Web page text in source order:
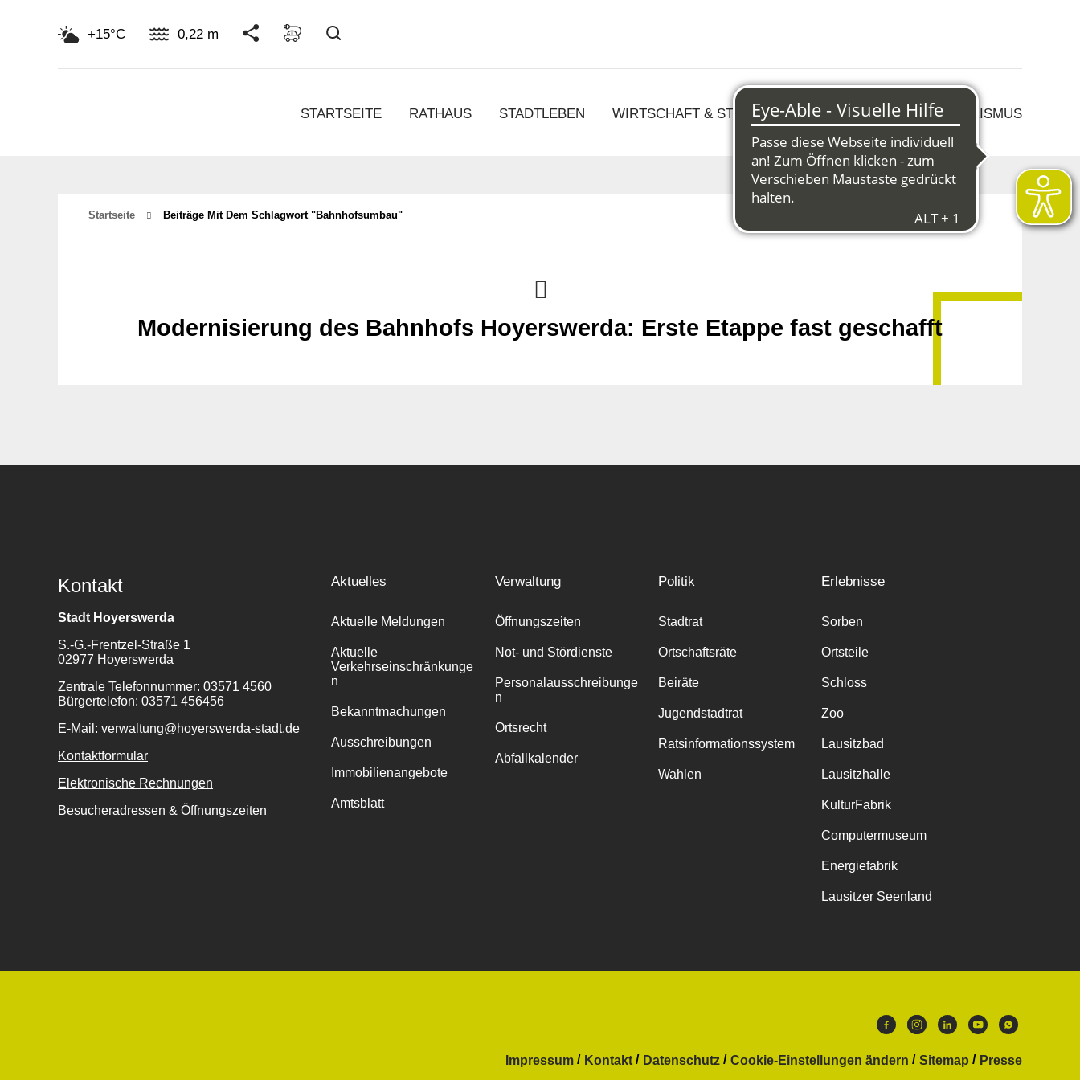
+15°C 0,22 m
STARTSEITE RATHAUS STADTLEBEN WIRTSCHAFT & STRUKTURWANDEL KULTUR & TOURISMUS
Startseite Beiträge Mit Dem Schlagwort "Bahnhofsumbau"
Modernisierung des Bahnhofs Hoyerswerda: Erste Etappe fast geschafft
Kontakt
Stadt Hoyerswerda
S.-G.-Frentzel-Straße 1
02977 Hoyerswerda
Zentrale Telefonnummer: 03571 4560
Bürgertelefon: 03571 456456
E-Mail: verwaltung@hoyerswerda-stadt.de
Kontaktformular
Elektronische Rechnungen
Besucheradressen & Öffnungszeiten
Aktuelles
Aktuelle Meldungen
Aktuelle
Verkehrseinschränkunge
n
Bekanntmachungen
Ausschreibungen
Immobilienangebote
Amtsblatt
Verwaltung
Öffnungszeiten
Not- und Stördienste
Personalausschreibunge
n
Ortsrecht
Abfallkalender
Politik
Stadtrat
Ortschaftsräte
Beiräte
Jugendstadtrat
Ratsinformationssystem
Wahlen
Erlebnisse
Sorben
Ortsteile
Schloss
Zoo
Lausitzbad
Lausitzhalle
KulturFabrik
Computermuseum
Energiefabrik
Lausitzer Seenland
Impressum Kontakt Datenschutz Cookie-Einstellungen ändern Sitemap
Presse